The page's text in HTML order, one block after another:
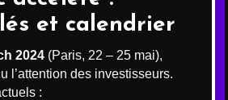
et calendrier
2024 (Paris, 22 – 25 mai),
l’attention des investisseurs.
: